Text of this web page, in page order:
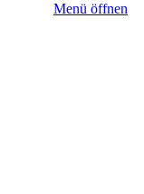
Menü öffnen